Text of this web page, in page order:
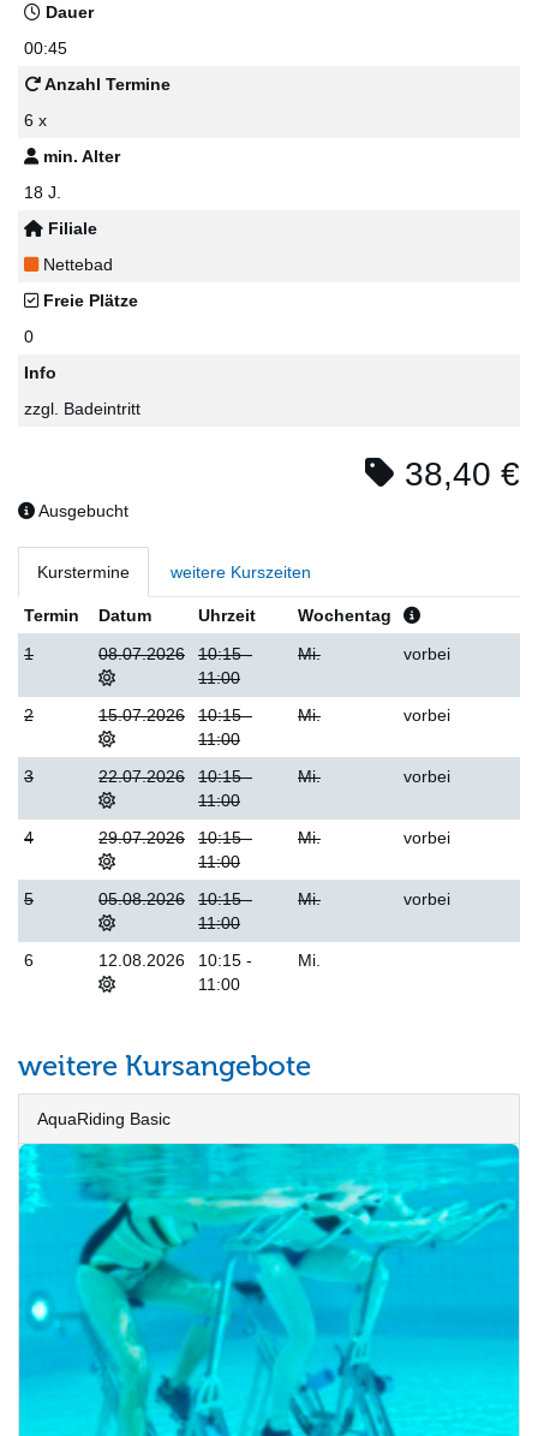
Dauer
00:45
Anzahl Termine
6 x
min. Alter
18 J.
Filiale
Nettebad
Freie Plätze
0
Info
zzgl. Badeintritt
38,40 €
Ausgebucht
Kurstermine weitere Kurszeiten
Termin Datum Uhrzeit
Wochentag
1
08.07.2026
10:15 -
11:00
Mi. vorbei
2 15.07.2026
10:15 -
11:00
Mi. vorbei
3 22.07.2026
10:15 -
11:00
Mi. vorbei
4 29.07.2026
10:15 -
11:00
Mi. vorbei
5 05.08.2026
10:15 -
11:00
Mi. vorbei
6 12.08.2026
10:15 -
11:00
Mi.
weitere Kursangebote
AquaRiding Basic